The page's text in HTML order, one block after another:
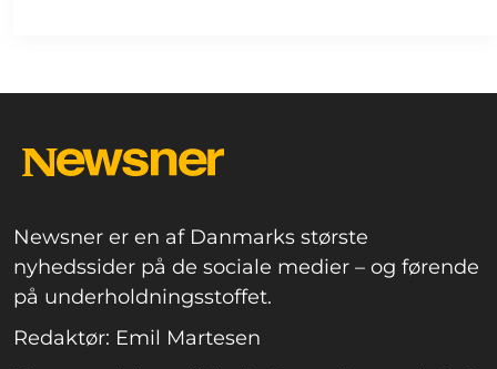
Newsner er en af Danmarks største
nyhedssider på de sociale medier – og førende
på underholdningsstoffet.
Redaktør: Emil Martesen